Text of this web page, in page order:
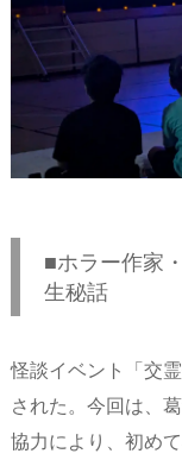
■ホラー作家
生秘話
怪談イベント「交
された。今回は、
協力により、初め